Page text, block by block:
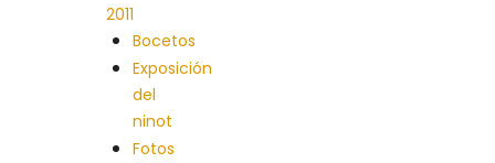
2011
Bocetos
Exposición
del
ninot
Fotos